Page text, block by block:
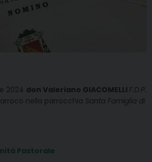
2024 don Valeriano GIACOMELLI F.D.P.
nella parrocchia Santa Famiglia di
Pastorale